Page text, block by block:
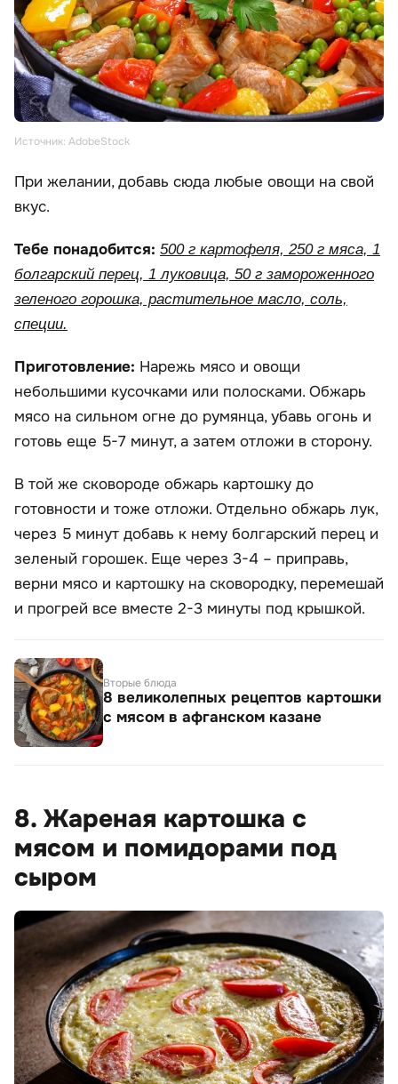
Источник: AdobeStock
При желании, добавь сюда любые овощи на свой
вкус.
Тебе понадобится: 500 г картофеля, 250 г мяса, 1
болгарский перец, 1 луковица, 50 г замороженного
зеленого горошка, растительное масло, соль,
специи.
Приготовление: Нарежь мясо и овощи
небольшими кусочками или полосками. Обжарь
мясо на сильном огне до румянца, убавь огонь и
готовь еще 5-7 минут, а затем отложи в сторону.
В той же сковороде обжарь картошку до
готовности и тоже отложи. Отдельно обжарь лук,
через 5 минут добавь к нему болгарский перец и
зеленый горошек. Еще через 3-4 – приправь,
верни мясо и картошку на сковородку, перемешай
и прогрей все вместе 2-3 минуты под крышкой.
Вторые блюда
8 великолепных рецептов картошки
с мясом в афганском казане
8. Жареная картошка с
мясом и помидорами под
сыром